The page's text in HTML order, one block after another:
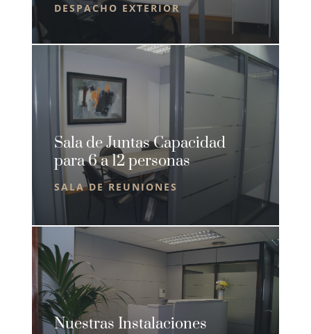
DESPACHO EXTERIOR
Sala de Juntas Capacidad
para 6 a 12 personas
SALA DE REUNIONES
Nuestras Instalaciones